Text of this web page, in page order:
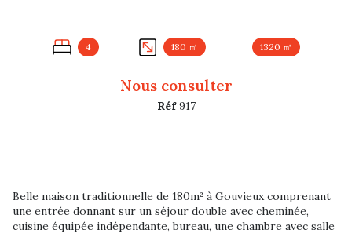
4 180 ㎡ 1320 ㎡
Nous consulter
Réf917
Belle maison traditionnelle de 180m² à Gouvieux comprenant
une entrée donnant sur un séjour double avec cheminée,
cuisine équipée indépendante, bureau, une chambre avec salle